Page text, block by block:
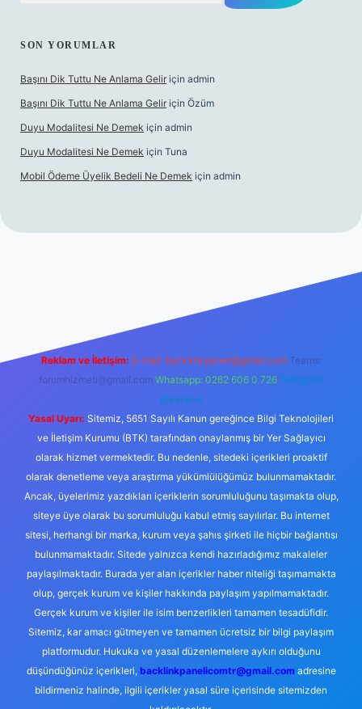
SON YORUMLAR
Başını Dik Tuttu Ne Anlama Gelir için admin
Başını Dik Tuttu Ne Anlama Gelir için Özüm
Duyu Modalitesi Ne Demek için admin
Duyu Modalitesi Ne Demek için Tuna
Mobil Ödeme Üyelik Bedeli Ne Demek için admin
Reklam ve İletişim: E-mail: backlinkpaneli@gmail.com Teams:
forumhizmeti@gmail.com Whatsapp: 0262 606 0 726 Telegram:
@karabul
Yasal Uyarı: Sitemiz, 5651 Sayılı Kanun gereğince Bilgi Teknolojileri
ve İletişim Kurumu (BTK) tarafından onaylanmış bir Yer Sağlayıcı
olarak hizmet vermektedir. Bu nedenle, sitedeki içerikleri proaktif
olarak denetleme veya araştırma yükümlülüğümüz bulunmamaktadır.
Ancak, üyelerimiz yazdıkları içeriklerin sorumluluğunu taşımakta olup,
siteye üye olarak bu sorumluluğu kabul etmiş sayılırlar. Bu internet
sitesi, herhangi bir marka, kurum veya şahıs şirketi ile hiçbir bağlantısı
bulunmamaktadır. Sitede yalnızca kendi hazırladığımız makaleler
paylaşılmaktadır. Burada yer alan içerikler haber niteliği taşımamakta
olup, gerçek kurum ve kişiler hakkında paylaşım yapılmamaktadır.
Gerçek kurum ve kişiler ile isim benzerlikleri tamamen tesadüfidir.
Sitemiz, kar amacı gütmeyen ve tamamen ücretsiz bir bilgi paylaşım
platformudur. Hukuka ve yasal düzenlemelere aykırı olduğunu
düşündüğünüz içerikleri, backlinkpanelicomtr@gmail.comadresine
bildirmeniz halinde, ilgili içerikler yasal süre içerisinde sitemizden